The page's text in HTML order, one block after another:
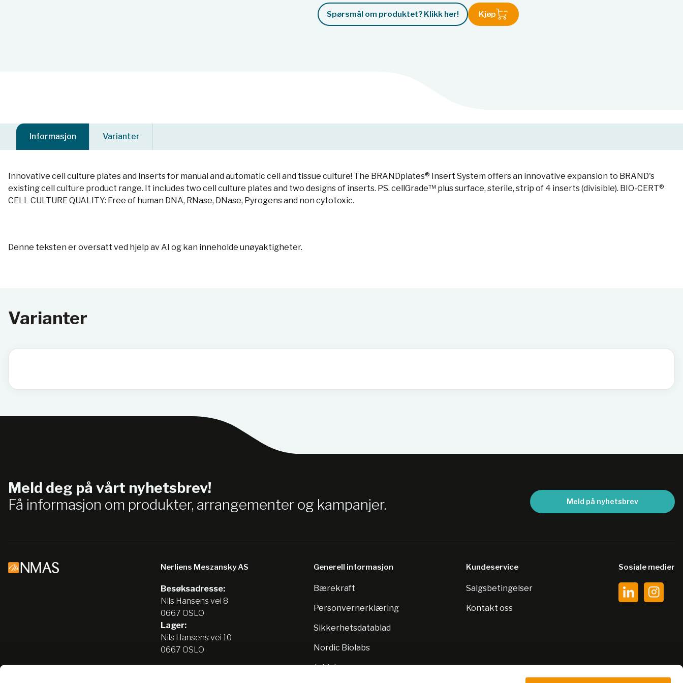
Spørsmål om produktet? Klikk her! Kjøp
Informasjon Varianter
Innovative cell culture plates and inserts for manual and automatic cell and tissue culture! The BRANDplates® Insert System offers an innovative expansion to BRAND's
existing cell culture product range. It includes two cell culture plates and two designs of inserts. PS. cellGrade™ plus surface, sterile, strip of 4 inserts (divisible). BIO-CERT®
CELL CULTURE QUALITY: Free of human DNA, RNase, DNase, Pyrogens and non cytotoxic.
Denne teksten er oversatt ved hjelp av AI og kan inneholde unøyaktigheter.
Varianter
Meld deg på vårt nyhetsbrev!
Få informasjon om produkter, arrangementer og kampanjer.
Meld på nyhetsbrev
Nerliens Meszansky AS
Besøksadresse:
Nils Hansens vei 8
0667 OSLO
Lager:
Nils Hansens vei 10
0667 OSLO
Generell informasjon
Bærekraft
Personvernerklæring
Sikkerhetsdatablad
Nordic Biolabs
Jobb hos oss
Kundeservice
Salgsbetingelser
Kontakt oss
Sosiale medier